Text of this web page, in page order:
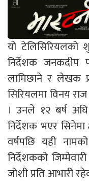
यो टेलिसिरियलको
निर्देशक जनकदीप
लामिछाने र लेखक
सिरियलमा विनय
। उनले १२ बर्ष
निर्देशक भएर सिनेमा
वर्षपछि यही
निर्देशकको
जोशी प्रति आभारी